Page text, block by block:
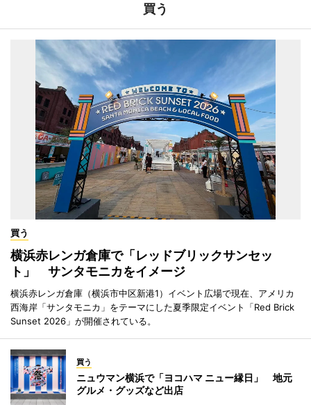
買う
買う
横浜赤レンガ倉庫で「レッドブリックサンセッ
ト」 サンタモニカをイメージ
横浜赤レンガ倉庫（横浜市中区新港1）イベント広場で現在、アメリカ
西海岸「サンタモニカ」をテーマにした夏季限定イベント「Red Brick
Sunset 2026」が開催されている。
買う
ニュウマン横浜で「ヨコハマ ニュー縁日」 地元
グルメ・グッズなど出店